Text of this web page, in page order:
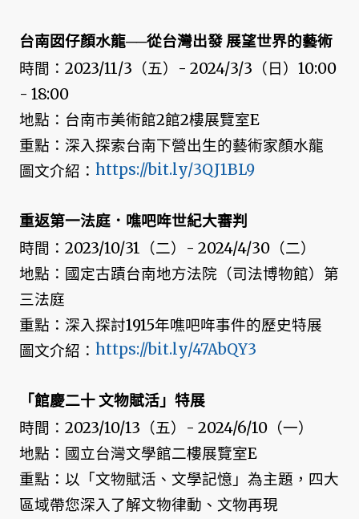
台南囡仔顏水龍──從台灣出發 展望世界的藝術
時間：2023/11/3（五）- 2024/3/3（日）10:00
- 18:00
地點：台南市美術館2館2樓展覽室E
重點：深入探索台南下營出生的藝術家顏水龍
圖文介紹： https://bit.ly/3QJ1BL9
重返第一法庭．噍吧哖世紀大審判
時間：2023/10/31（二）- 2024/4/30（二）
地點：國定古蹟台南地方法院（司法博物館）第
三法庭
重點：深入探討1915年噍吧哖事件的歷史特展
圖文介紹： https://bit.ly/47AbQY3
「館慶二十 文物賦活」特展
時間：2023/10/13（五）- 2024/6/10（一）
地點：國立台灣文學館二樓展覽室E
重點：以「文物賦活、文學記憶」為主題，四大
區域帶您深入了解文物律動、文物再現